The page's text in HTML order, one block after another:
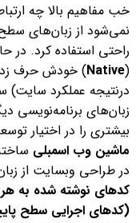
نمی‌شود از زبان‌های
راحتی استفاده کرد. در
(
Native) خودش حرف
درنتیجه عملکرد سایت)
زبان‌های برنامه‌نویسی
بیشتری را در اختیار
ماشین وب اسمبلی
در طراحی وبسایت از
کدهای نوشته‌ شده به هر
(کدهای اجرایی سطح